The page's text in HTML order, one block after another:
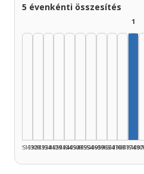
5 évenkénti összesítés
1925–1929
1930–1934
1935–1939
1940–1944
1945–1949
1950–1954
1955–1959
1960–1964
1965–1969
1970–1974
1